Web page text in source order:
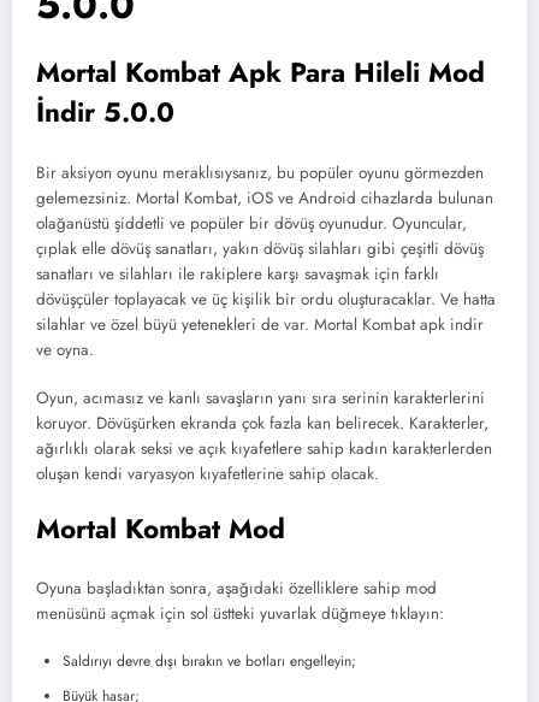
Mortal Kombat Apk Para Hileli Mod
İndir 5.0.0
Bir aksiyon oyunu meraklısıysanız, bu popüler oyunu görmezden
gelemezsiniz. Mortal Kombat, iOS ve Android cihazlarda bulunan
olağanüstü şiddetli ve popüler bir dövüş oyunudur. Oyuncular,
çıplak elle dövüş sanatları, yakın dövüş silahları gibi çeşitli dövüş
sanatları ve silahları ile rakiplere karşı savaşmak için farklı
dövüşçüler toplayacak ve üç kişilik bir ordu oluşturacaklar. Ve hatta
silahlar ve özel büyü yetenekleri de var. Mortal Kombat apk indir
ve oyna.
Oyun, acımasız ve kanlı savaşların yanı sıra serinin karakterlerini
koruyor. Dövüşürken ekranda çok fazla kan belirecek. Karakterler,
ağırlıklı olarak seksi ve açık kıyafetlere sahip kadın karakterlerden
oluşan kendi varyasyon kıyafetlerine sahip olacak.
Mortal Kombat Mod
Oyuna başladıktan sonra, aşağıdaki özelliklere sahip mod
menüsünü açmak için sol üstteki yuvarlak düğmeye tıklayın:
Saldırıyı devre dışı bırakın ve botları engelleyin;
Büyük hasar;